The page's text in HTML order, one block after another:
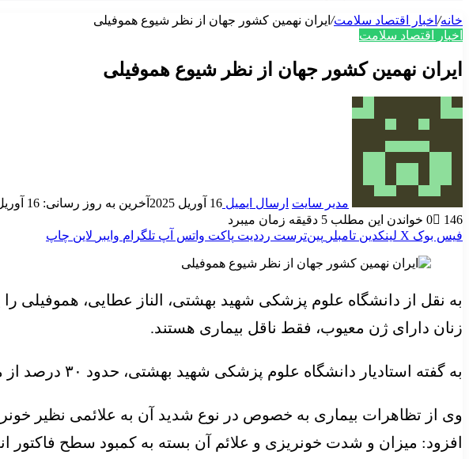
خانه/ اخبار اقتصاد سلامت/ ایران نهمین کشور جهان از نظر شیوع هموفیلی
اخبار اقتصاد سلامت
ایران نهمین کشور جهان از نظر شیوع هموفیلی
مدیر سایت ارسال ایمیل 16 آوریل 2025
آخرین به روز رسانی: 16 آوریل 2025
0
146
خواندن این مطلب 5 دقیقه زمان میبرد
فیس بوک X لینکدین ‫تامبلر ‫پین‌ترست ‫رددیت پاکت واتس آپ تلگرام وایبر لاین چاپ
به نقل از دانشگاه علوم پزشکی شهید بهشتی، الناز عطایی، هموفیلی
زنان دارای ژن معیوب، فقط ناقل بیماری هستند.
به گفته استادیار دانشگاه علوم پزشکی شهید بهشتی، حدود ۳۰ درصد از مبتلایان به این بیماری دارای جهش جدید هستند و مادر آنها نیز ناقل بیماری نبوده است.
وی از تظاهرات بیماری به خصوص در نوع شدید آن به علائمی نظیر
افزود: میزان و شدت خونریزی و علائم آن بسته به کمبود سطح فاکتور